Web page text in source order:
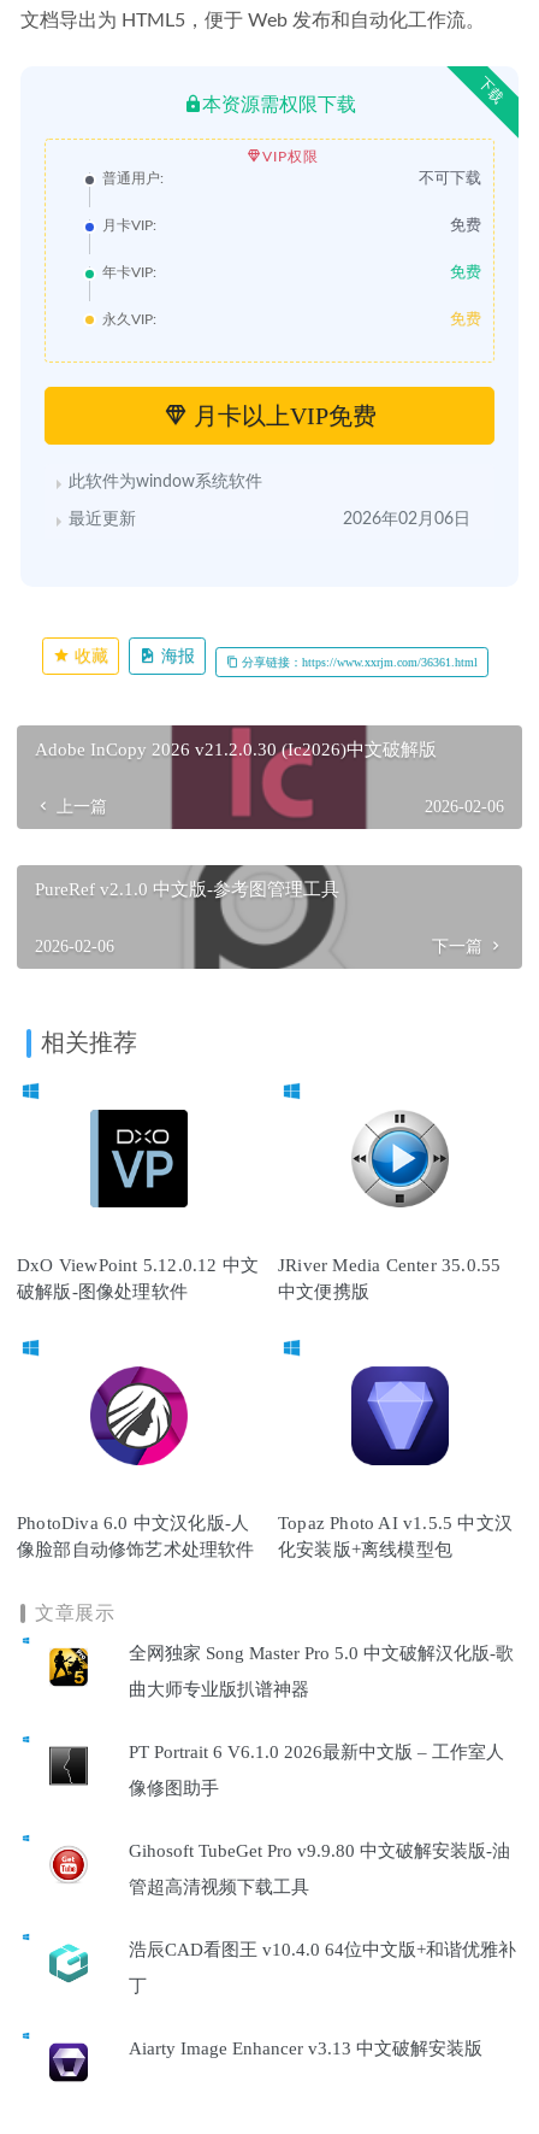
文档导出为 HTML5，便于 Web 发布和自动化工作流。
下载
本资源需权限下载
VIP权限
普通用户:
不可下载
月卡VIP: 免费
年卡VIP: 免费
永久VIP: 免费
月卡以上VIP免费
此软件为window系统软件
最近更新 2026年02月06日
收藏 海报 分享链接：https://www.xxrjm.com/36361.html
Adobe InCopy 2026 v21.2.0.30 (Ic2026)中文破解版
上一篇 2026-02-06
PureRef v2.1.0 中文版-参考图管理工具
2026-02-06 下一篇
相关推荐
DxO ViewPoint 5.12.0.12 中文
破解版-图像处理软件
JRiver Media Center 35.0.55
中文便携版
PhotoDiva 6.0 中文汉化版-人
像脸部自动修饰艺术处理软件
Topaz Photo AI v1.5.5 中文汉
化安装版+离线模型包
文章展示
全网独家 Song Master Pro 5.0 中文破解汉化版-歌
曲大师专业版扒谱神器
PT Portrait 6 V6.1.0 2026最新中文版 – 工作室人
像修图助手
Gihosoft TubeGet Pro v9.9.80 中文破解安装版-油
管超高清视频下载工具
浩辰CAD看图王 v10.4.0 64位中文版+和谐优雅补
丁
Aiarty Image Enhancer v3.13 中文破解安装版